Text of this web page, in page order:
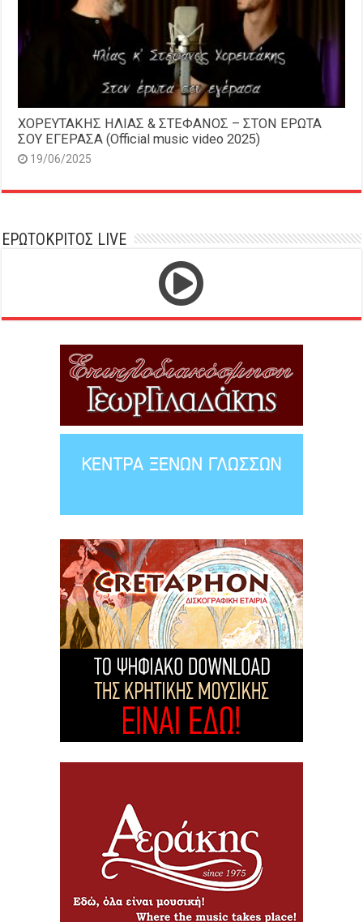
ΧΟΡΕΥΤΑΚΗΣ ΗΛΙΑΣ & ΣΤΕΦΑΝΟΣ – ΣΤΟΝ ΕΡΩΤΑ
ΣΟΥ ΕΓΕΡΑΣΑ (Official music video 2025)
19/06/2025
ΕΡΩΤΟΚΡΙΤΟΣ LIVE